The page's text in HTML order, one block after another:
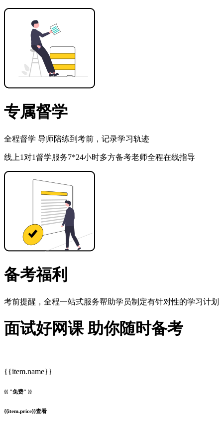
专属督学
全程督学 导师陪练到考前，记录学习轨迹
线上1对1督学服务7*24小时多方备考老师全程在线指导
备考福利
考前提醒，全程一站式服务帮助学员制定有针对性的学习计划
面试好网课 助你随时备考
{{item.name}}
{{ "免费" }}
{{item.price}}查看